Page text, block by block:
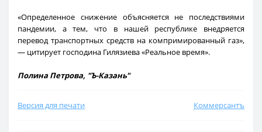
«Определенное снижение объясняется не последствиями
пандемии, а тем, что в нашей республике внедряется
перевод транспортных средств на компримированный газ»,
— цитирует господина Гилязиева «Реальное время».
Полина Петрова, "Ъ-Казань"
Версия для печати Коммерсантъ